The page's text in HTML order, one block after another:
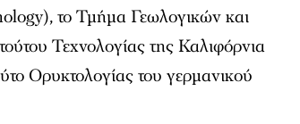
το Τμήμα Γεωλογικών και
Τεχνολογίας της Καλιφόρνια
Ορυκτολογίας του γερμανικού